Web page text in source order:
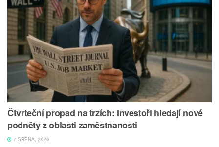
Čtvrteční propad na trzích: Investoři hledají nové
podněty z oblasti zaměstnanosti
7 SRPNA, 2026